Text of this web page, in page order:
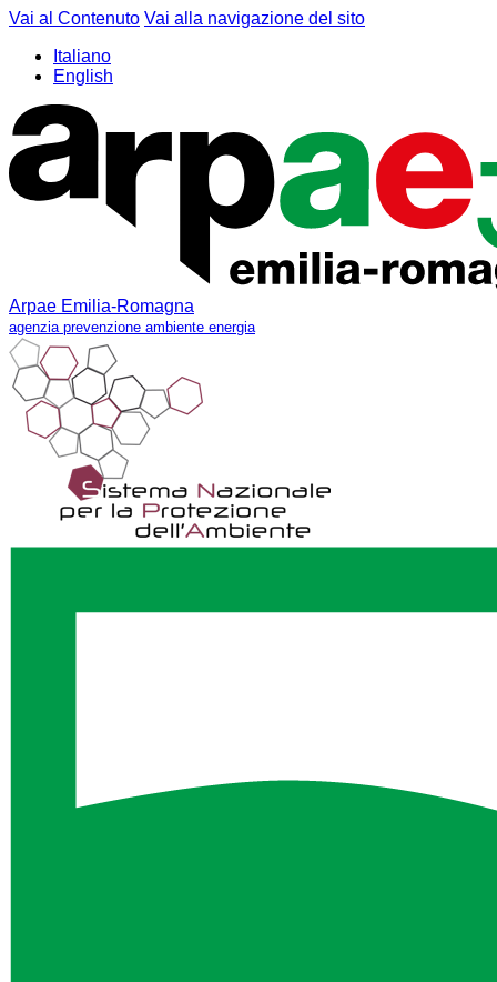
Vai al Contenuto Vai alla navigazione del sito
Italiano
English
Arpae Emilia-Romagna
agenzia prevenzione ambiente energia